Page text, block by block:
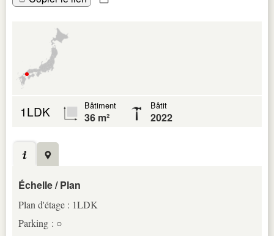
1LDK Bâtiment
36 m²
Bâtit
2022
Échelle / Plan
Plan d'étage : 1LDK
Parking : ○